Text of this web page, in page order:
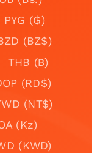
PYG (₲)
(BZ$)
THB (฿)
(RD$)
(NT$)
(Kz)
(KWD)